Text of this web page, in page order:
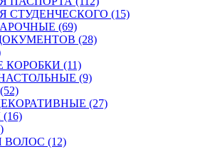
СТУДЕНЧЕСКОГО (15)
(69)
(28)
(11)
(9)
(27)
(12)